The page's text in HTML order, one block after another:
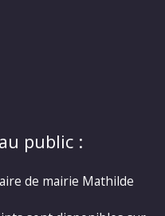
public :
de mairie Mathilde